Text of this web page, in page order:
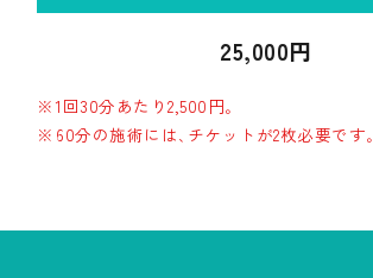
25,000円
1回30分あたり2,500円｡
60分の施術には､チケットが2枚必要です｡